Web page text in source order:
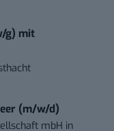
g) mit
(m/w/d)
mbH in